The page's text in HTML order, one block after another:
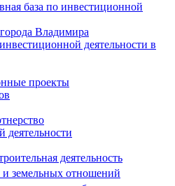
база по инвестиционной
Владимира
деятельности в
проекты
деятельность
и земельных отношений